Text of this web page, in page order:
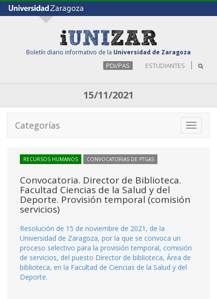
Boletín diario informativo de la Universidad de Zaragoza
PDI/PAS ESTUDIANTES
15/11/2021
Toggle
Categorías
RECURSOS HUMANOS CONVOCATORIAS DE PTGAS
Convocatoria. Director de Biblioteca.
Facultad Ciencias de la Salud y del
Deporte. Provisión temporal (comisión
servicios)
Resolución de 15 de noviembre de 2021, de la
Universidad de Zaragoza, por la que se convoca un
proceso selectivo para la provisión temporal, comisión
de servicios, del puesto Director de biblioteca, Área de
biblioteca, en la Facultad de Ciencias de la Salud y del
Deporte.